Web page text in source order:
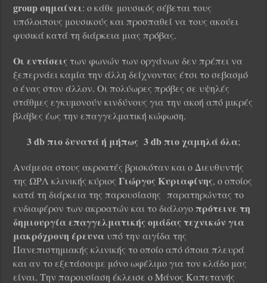
groupσημαίνει: ο κάθε μουσικός σέβεται τους
υπόλοιπους μουσικούς και προσπαθεί να τους ακούει
φυσικά κατά τη διάρκεια μιας πρόβας.
Οι εντάσειςτων φωνών των οργάνων δεν πρέπει να
ξεπερνάει καμία την άλλη δείχνοντας έτσι το σεβασμό
ο ένας στον άλλον. Οι πολύωρες πρόβες σε υψηλές
στάθμες εγκυμονούν κινδύνους για την ακοή από μικρές
βλάβες έως την επαγγελματική κώφωση.
3 db πιο δυνατά ή μήπως 3 db πιο χαμηλά όλα;
Ανάμεσα στους ακροατές βρισκόταν και ο Διευθυντής
της ΩΡΛ κλινικής κύριος Γιώργος Κυριαφίνης, ο οποίος
κατά τη διάρκεια της παρουσίασης παρατηρώντας το
ενδιαφέρον των ακροατών και το διάλογο πρότεινε τη
δημιουργία επαγγελματικής ομάδας τεχνικών για
μακρόχρονη έρευναυπό την αιγίδα της
Πανεπιστημιακής κλινικής το οποίο από όποια πλευρά
και αν το εξετάσουμε μόνο ωφέλιμο για τον κλάδο μας
είναι. Την παρουσίαση έκλεισε ο Μάνος Καπετανής